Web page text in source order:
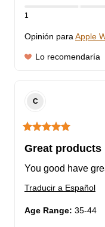
1
Opinión para Apple
Lo recomendaría
C
Great products
You good have
Traducir a Español
Age Range: 35-44